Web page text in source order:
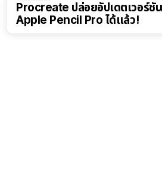
Procreate ปล่อยอัปเดตเวอร์ชั
Apple Pencil Pro ได้แล้ว!